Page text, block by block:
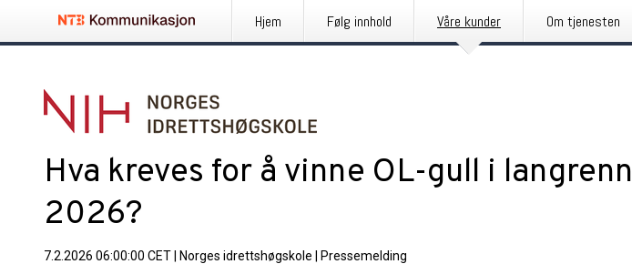
Hjem Følg innhold Våre kunder Om tjenesten
Hva kreves for å vinne OL-gull i langrenn
2026?
7.2.2026 06:00:00 CET Norges idrettshøgskole Pressemelding